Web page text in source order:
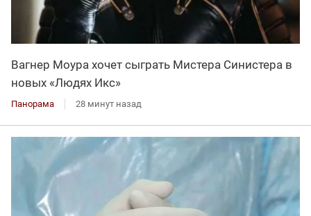
Вагнер Моура хочет сыграть Мистера Синистера в
новых «Людях Икс»
Панорама 28 минут назад